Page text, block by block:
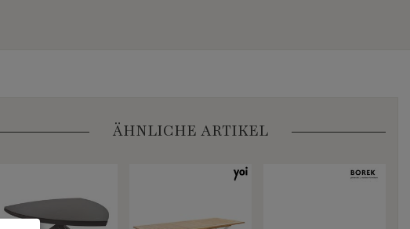
ÄHNLICHE ARTIKEL